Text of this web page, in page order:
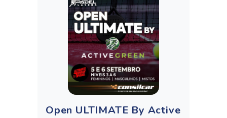
Open ULTIMATE By Active